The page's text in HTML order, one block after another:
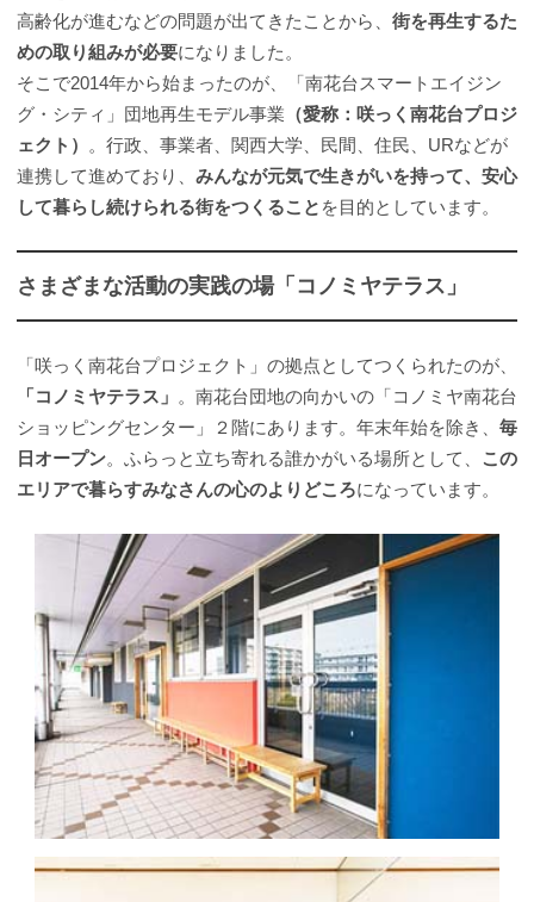
高齢化が進むなどの問題が出てきたことから、 街を再生するた
めの取り組みが必要になりました。
そこで2014年から始まったのが、「南花台スマートエイジン
グ・シティ」団地再生モデル事業 （愛称：咲っく南花台プロジ
ェクト）
。行政、事業者、関西大学、民間、住民、URなどが
連携して進めており、 みんなが元気で生きがいを持って、安心
して暮らし続けられる街をつくること を目的としています。
さまざまな活動の実践の場「コノミヤテラス」
「咲っく南花台プロジェクト」の拠点としてつくられたのが、
「コノミヤテラス」 。南花台団地の向かいの「コノミヤ南花台
ショッピングセンター」２階にあります。年末年始を除き、 毎
日オープン。ふらっと立ち寄れる誰かがいる場所として、 この
エリアで暮らすみなさんの心のよりどころになっています。